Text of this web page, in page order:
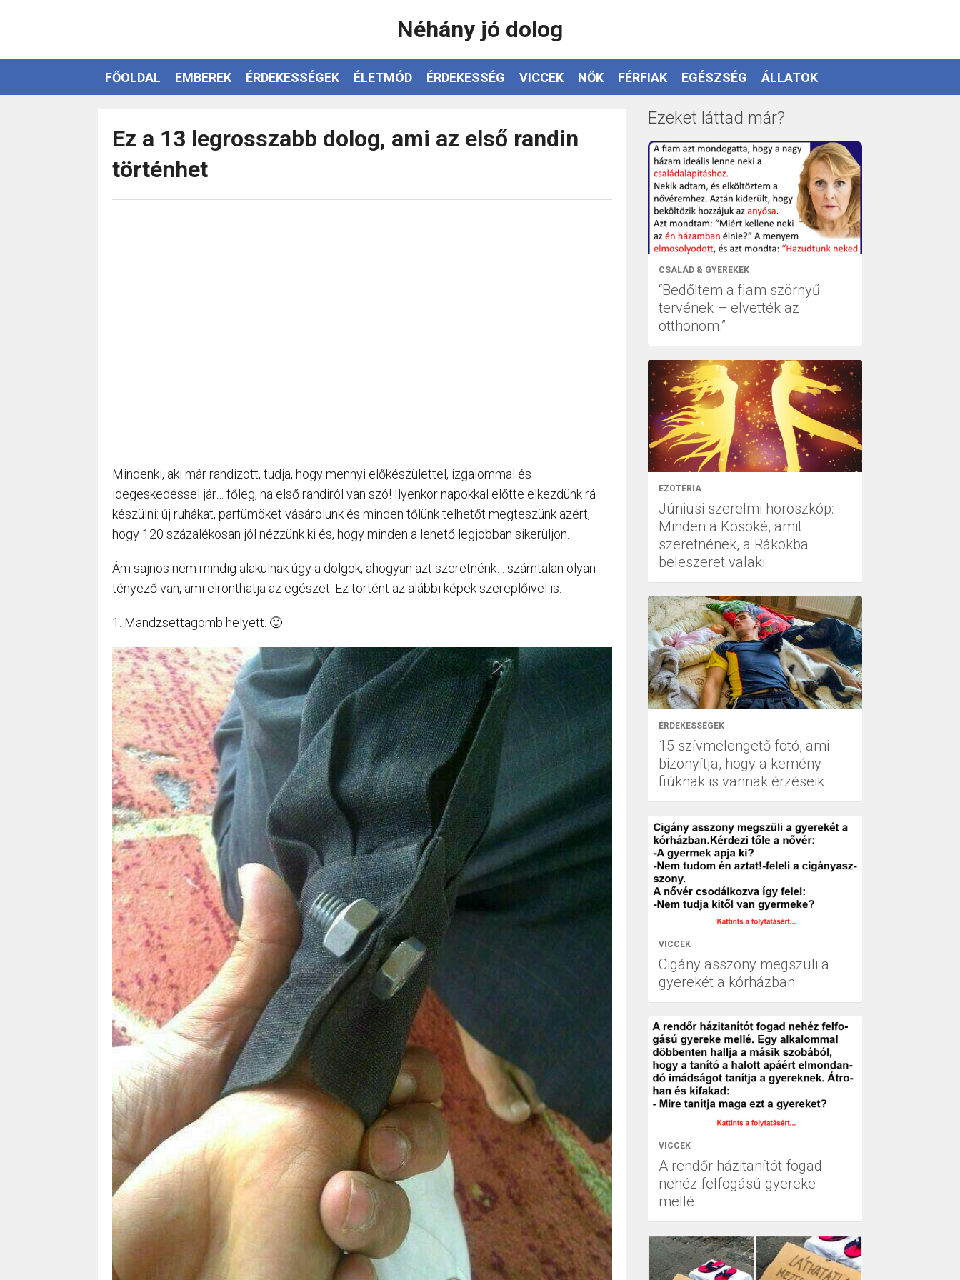
Néhány jó dolog
FŐOLDAL EMBEREK ÉRDEKESSÉGEK ÉLETMÓD ÉRDEKESSÉG VICCEK NŐK FÉRFIAK EGÉSZSÉG ÁLLATOK
Ez a 13 legrosszabb dolog, ami az első randin
történhet
Mindenki, aki már randizott, tudja, hogy mennyi előkészülettel, izgalommal és
idegeskedéssel jár… főleg, ha első randiról van szó! Ilyenkor napokkal előtte elkezdünk rá
készülni: új ruhákat, parfümöket vásárolunk és minden tőlünk telhetőt megteszünk azért,
hogy 120 százalékosan jól nézzünk ki és, hogy minden a lehető legjobban sikerüljön.
Ám sajnos nem mindig alakulnak úgy a dolgok, ahogyan azt szeretnénk… számtalan olyan
tényező van, ami elronthatja az egészet. Ez történt az alábbi képek szereplőivel is.
1. Mandzsettagomb helyett. 🙂
Ezeket láttad már?
CSALÁD & GYEREKEK
“Bedőltem a fiam szörnyű
tervének – elvették az
otthonom.”
EZOTÉRIA
Júniusi szerelmi horoszkóp:
Minden a Kosoké, amit
szeretnének, a Rákokba
beleszeret valaki
ÉRDEKESSÉGEK
15 szívmelengető fotó, ami
bizonyítja, hogy a kemény
fiúknak is vannak érzéseik
VICCEK
Cigány asszony megszüli a
gyerekét a kórházban
VICCEK
A rendőr házitanítót fogad
nehéz felfogású gyereke
mellé